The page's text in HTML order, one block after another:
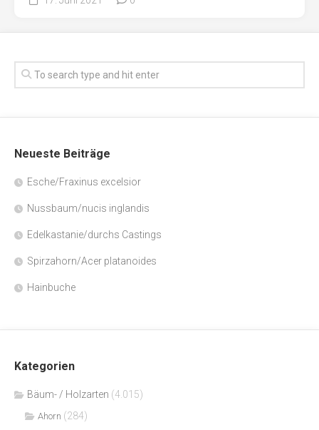
Neueste Beiträge
Esche/Fraxinus excelsior
Nussbaum/nucis inglandis
Edelkastanie/durchs Castings
Spirzahorn/Acer platanoides
Hainbuche
Kategorien
Bäum- / Holzarten (4.015)
Ahorn (284)